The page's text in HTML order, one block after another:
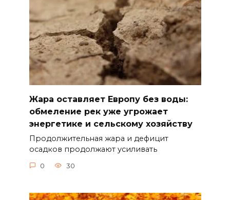
Жара оставляет Европу без воды:
обмеление рек уже угрожает
энергетике и сельскому хозяйству
Продолжительная жара и дефицит
осадков продолжают усиливать
0 30